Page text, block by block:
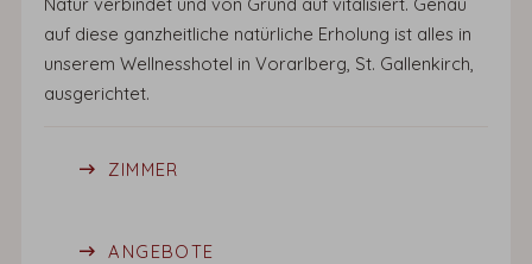
auf diese ganzheitliche natürliche Erholung ist alles in
unserem Wellnesshotel in Vorarlberg, St. Gallenkirch,
ausgerichtet.
ZIMMER
ANGEBOTE